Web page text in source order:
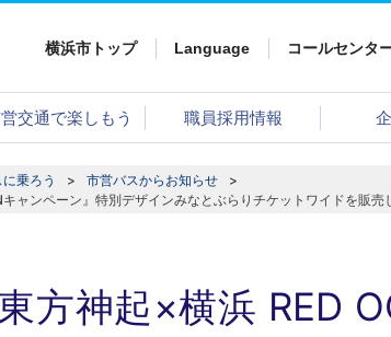
横浜市トップ Language コールセンタ
交通で楽しもう 職員採用情報
乗ろう
市営バスからお知らせ
ャンペーン』特別デザインみなとぶらりチケットワイドを販売
方神起×横浜 RED